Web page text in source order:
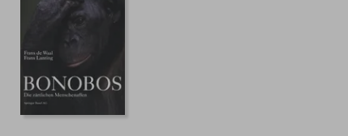
$ 353.02
$ 194.16
45%